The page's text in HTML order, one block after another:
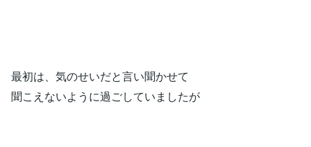
最初は、気のせいだと言い聞かせて
聞こえないように過ごしていましたが